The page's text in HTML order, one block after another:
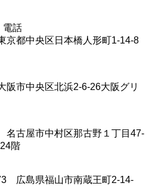
電話
都中央区日本橋人形町1-14-8
市中央区北浜2-6-26大阪グリ
古屋市中村区那古野１丁目47-
24階
広島県福山市南蔵王町2-14-